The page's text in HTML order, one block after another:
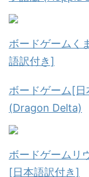
ボードゲームく
語訳付き]
ボードゲーム[
(Dragon Delta)
ボードゲームリ
[日本語訳付き]